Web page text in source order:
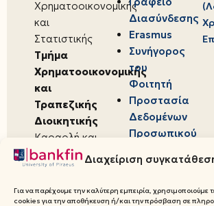
Διαχείριση
Για να παρέχουμε την καλύτερη εμπειρία, χρησιμοποιούμε
cookies για την αποθήκευση ή/και την πρόσβαση σε
Χρηματοοικονομικής
και
Στατιστικής
Τμήμα
Χρηματοοικονομικής
και
Τραπεζικής
Διοικητικής
Καραολή και
Δημητρίου 80,
18534,
Πειραιάς
Διασύνδεσης
Erasmus
Συνήγορος
του
Φοιτητή
Προστασία
Δεδομένων
Προσωπικού